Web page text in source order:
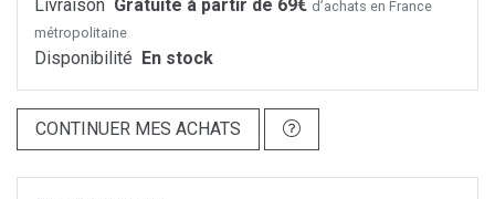
Livraison Gratuite à partir de 69€ d’achats en France
métropolitaine
Disponibilité En stock
CONTINUER MES ACHATS